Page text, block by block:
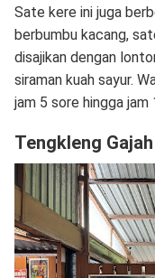
Sate kere ini juga
berbumbu kacang,
disajikan dengan
siraman kuah sayur.
jam 5 sore hingga jam
Tengkleng